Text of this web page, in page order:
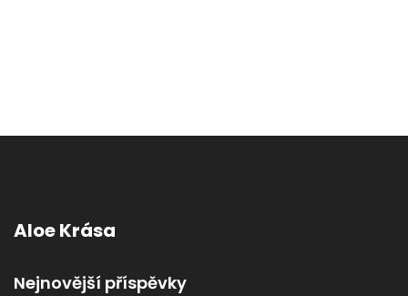
Aloe Krása
Nejnovější příspěvky